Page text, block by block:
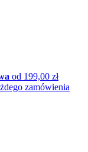
od 199,00 zł
zamówienia